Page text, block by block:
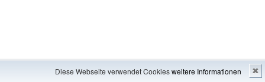
Diese Webseite verwendet Cookiesweitere Informationen ✖
Impressum---Inhaltsverzeichnis